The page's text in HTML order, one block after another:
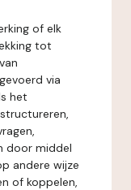
of elk
tot
via
het
door middel
andere wijze
of koppelen,